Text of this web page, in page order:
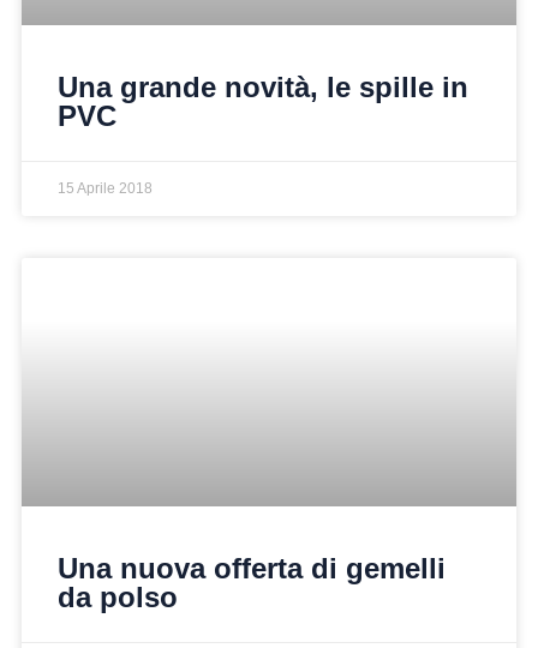
Una grande novità, le spille in
PVC
15 Aprile 2018
Una nuova offerta di gemelli
da polso